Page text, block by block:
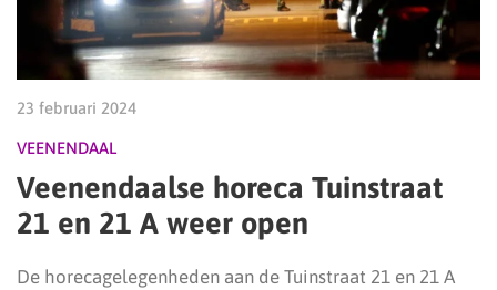
23 februari 2024
VEENENDAAL
Veenendaalse horeca Tuinstraat
21 en 21 A weer open
De horecagelegenheden aan de Tuinstraat 21 en 21 A